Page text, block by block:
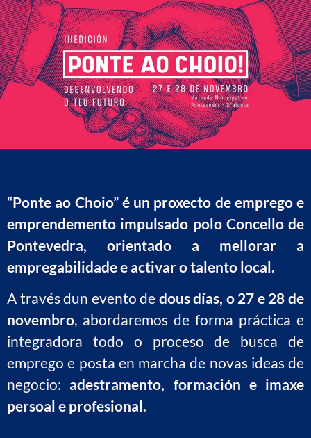
“Ponte ao Choio” é un proxecto de emprego e
emprendemento impulsado polo Concello de
Pontevedra, orientado a mellorar a
empregabilidade e activar o talento local.
A través dun evento de dous días, o 27 e 28 de
novembro, abordaremos de forma práctica e
integradora todo o proceso de busca de
emprego e posta en marcha de novas ideas de
negocio: adestramento, formación e imaxe
persoal e profesional.